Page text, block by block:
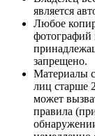
является
Любое
фотографий
запрещено.
Материалы
лиц старше
может
правила